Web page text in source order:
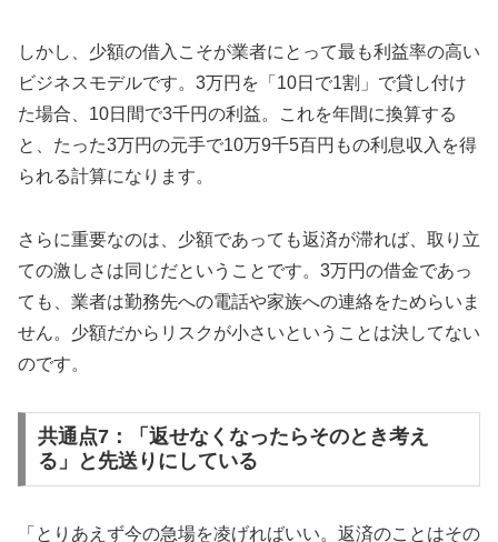
しかし、少額の借入こそが業者にとって最も利益率の高い
ビジネスモデルです。3万円を「10日で1割」で貸し付け
た場合、10日間で3千円の利益。これを年間に換算する
と、たった3万円の元手で10万9千5百円もの利息収入を得
られる計算になります。
さらに重要なのは、少額であっても返済が滞れば、取り立
ての激しさは同じだということです。3万円の借金であっ
ても、業者は勤務先への電話や家族への連絡をためらいま
せん。少額だからリスクが小さいということは決してない
のです。
共通点7：「返せなくなったらそのとき考え
る」と先送りにしている
「とりあえず今の急場を凌げればいい。返済のことはその